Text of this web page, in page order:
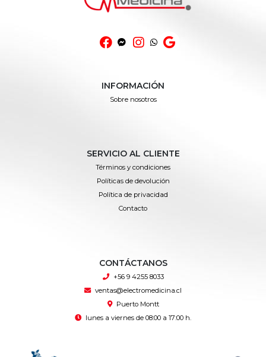
INFORMACIÓN
Sobre nosotros
SERVICIO AL CLIENTE
Términos y condiciones
Políticas de devolución
Política de privacidad
Contacto
CONTÁCTANOS
+56 9 4255 8033
ventas@electromedicina.cl
Puerto Montt
lunes a viernes de 08:00 a 17:00 h.